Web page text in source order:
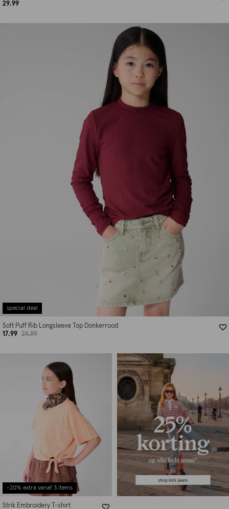
29.99
special deal
Soft Puff Rib Longsleeve Top Donkerrood
17.99
24.99
-20% extra vanaf 3 items
Strik Embroidery T-shirt